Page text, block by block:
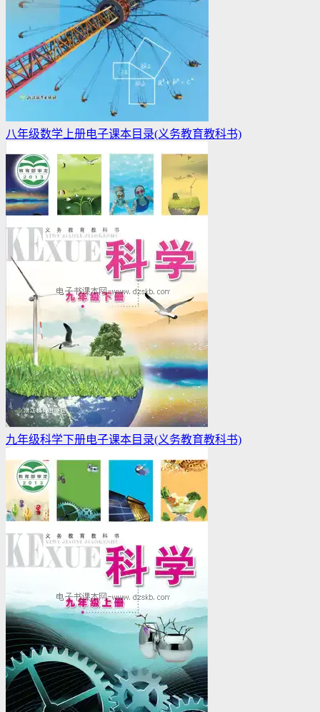
八年级数学上册电子课本目录(义务教育教科书)
九年级科学下册电子课本目录(义务教育教科书)